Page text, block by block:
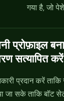
गया है, जो
प्रोफ़ाइल
सत्यापित करें
प्रदान करें
जा सके ताकि बॉट